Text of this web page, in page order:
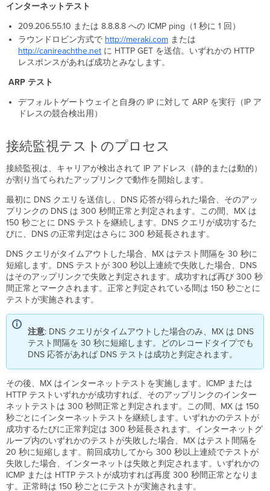
オ
バ
ー
お
よ
フ
ェ
イ
ル
ッ
ク
（MX17
以
『順
次
(Graceful)』
（デ
フ
ォ
ル
ト
選
時
(Immediately)』
WAN
フ
ェ
イ
ル
オ
ー
バ
ー
と
フ
ェ
インターネットテスト
209.206.55.10 または 8.8.8.8 への ICMP ping（1 秒に 1 回）
ラウンドロビン方式で http://meraki.comまたは
http://canireachthe.netに HTTP GET を送信。いずれかの HTTP
レスポンスがあれば成功とみなします。
ARP テスト
デフォルトゲートウェイと自身の IP に対して ARP を実行（IP ア
ドレスの競合検出用）
接続監視テストのプロセス
接続監視は、キャリアが検出されて IP アドレス（静的または動的）
が割り当てられたアップリンクで動作を開始します。
最初に DNS クエリを送信し、DNS 応答が得られた場合、そのアッ
プリンクの DNS は 300 秒間正常と判定されます。この間、MX は
150 秒ごとに DNS テストを継続します。DNS クエリが成功するた
びに、DNS の正常判定はさらに 300 秒延長されます。
DNS クエリがタイムアウトした場合、MX はテスト間隔を 30 秒に
短縮します。DNS テストが 300 秒以上連続で失敗した場合、DNS
はそのアップリンクで失敗と判定されます。成功すれば再び 300 秒
間正常とマークされます。正常と判定されている間は 150 秒ごとに
テストが実施されます。
注意: DNS クエリがタイムアウトした場合のみ、MX は DNS
テスト間隔を 30 秒に短縮します。どのレコードタイプでも
DNS 応答があれば DNS テストは成功と判定されます。
その後、MX はインターネットテストを実施します。ICMP または
HTTP テストいずれかが成功すれば、そのアップリンクのインター
ネットテストは 300 秒間正常と判定されます。この間、MX は 150
秒ごとにインターネットテストを継続します。いずれかのテストが
成功するたびに正常判定は 300 秒延長されます。インターネットグ
ループ内のいずれかのテストが失敗した場合、MX はテスト間隔を
20 秒に短縮します。前回成功してから 300 秒以上連続でテストが
失敗した場合、インターネットは失敗と判定されます。いずれかの
ICMP または HTTP テストが成功すれば再度 300 秒間正常となりま
す。正常時は 150 秒ごとにテストが実施されます。